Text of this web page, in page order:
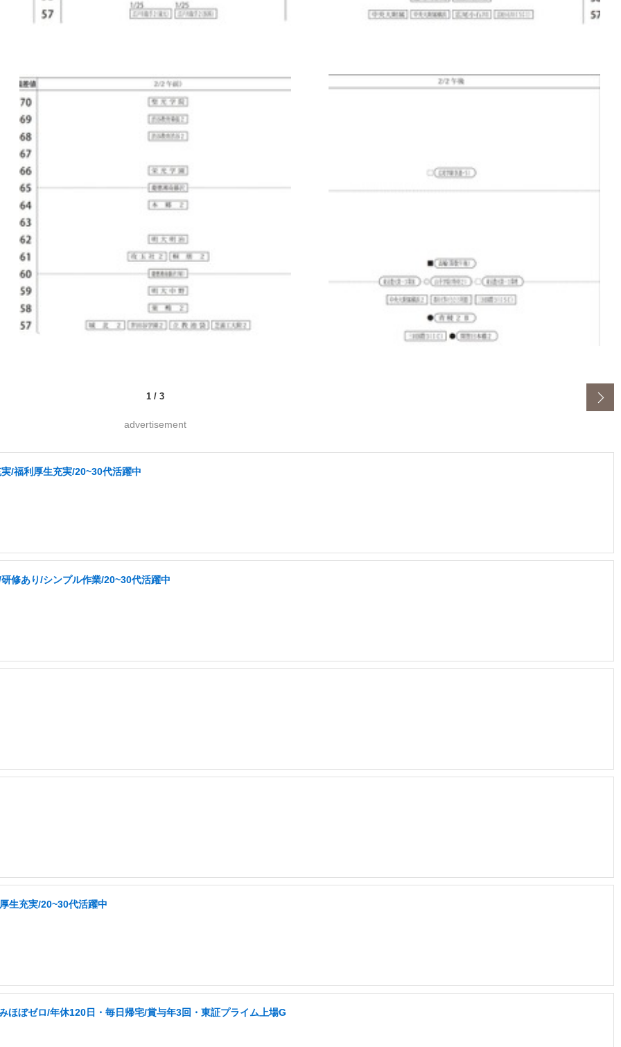
1 / 3
advertisement
/福利厚生充実/20~30代活躍中
修あり/シンプル作業/20~30代活躍中
生充実/20~30代活躍中
ぼゼロ/年休120日・毎日帰宅/賞与年3回・東証プライム上場G